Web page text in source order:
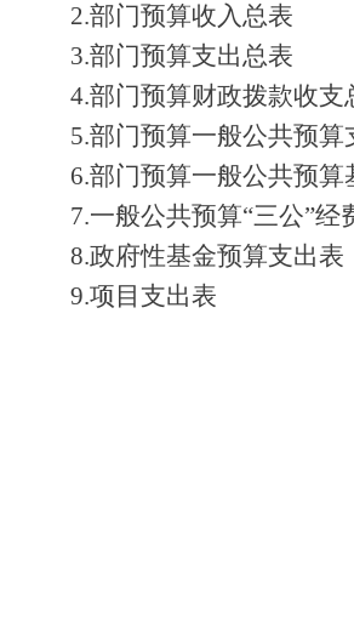
2.部门预算收入总表
3.部门预算支出总表
4.部门预算财政拨款收支
5.部门预算一般公共预算
6.部门预算一般公共预算
7.一般公共预算“三公”经
8.政府性基金预算支出表
9.项目支出表